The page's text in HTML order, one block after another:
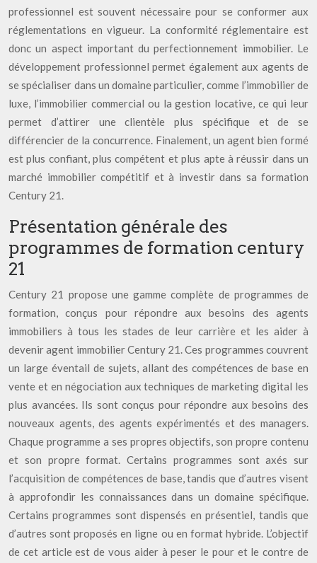
professionnel est souvent nécessaire pour se conformer aux
réglementations en vigueur. La conformité réglementaire est
donc un aspect important du perfectionnement immobilier. Le
développement professionnel permet également aux agents de
se spécialiser dans un domaine particulier, comme l’immobilier de
luxe, l’immobilier commercial ou la gestion locative, ce qui leur
permet d’attirer une clientèle plus spécifique et de se
différencier de la concurrence. Finalement, un agent bien formé
est plus confiant, plus compétent et plus apte à réussir dans un
marché immobilier compétitif et à investir dans sa formation
Century 21.
Présentation générale des
programmes de formation century
21
Century 21 propose une gamme complète de programmes de
formation, conçus pour répondre aux besoins des agents
immobiliers à tous les stades de leur carrière et les aider à
devenir agent immobilier Century 21. Ces programmes couvrent
un large éventail de sujets, allant des compétences de base en
vente et en négociation aux techniques de marketing digital les
plus avancées. Ils sont conçus pour répondre aux besoins des
nouveaux agents, des agents expérimentés et des managers.
Chaque programme a ses propres objectifs, son propre contenu
et son propre format. Certains programmes sont axés sur
l’acquisition de compétences de base, tandis que d’autres visent
à approfondir les connaissances dans un domaine spécifique.
Certains programmes sont dispensés en présentiel, tandis que
d’autres sont proposés en ligne ou en format hybride. L’objectif
de cet article est de vous aider à peser le pour et le contre de